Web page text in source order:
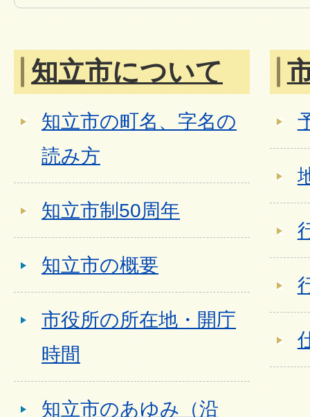
知立市について
知立市の町名、字名の
読み方
知立市制50周年
知立市の概要
市役所の所在地・開庁
時間
知立市のあゆみ（沿